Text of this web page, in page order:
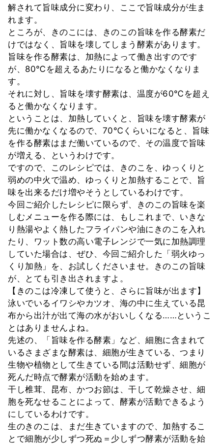
解されて旨味成分に変わり、ここで旨味成分が生ま
れます。
ところが、きのこには、きのこの旨味を作る酵素だ
けではなく、旨味を壊してしまう酵素があります。
旨味を作る酵素は、加熱によって働き出すのです
が、80℃を超えるあたりになると働かなくなりま
す。
それに対し、旨味を壊す酵素は、温度が60℃を超え
ると働かなくなります。
ということは、加熱していくと、旨味を壊す酵素が
先に働かなくなるので、70℃くらいになると、旨味
を作る酵素はまだ働いているので、その温度で旨味
が増える、というわけです。
ですので、このレシピでは、きのこを、ゆっくりと
弱めの中火で温め、ゆっくりと加熱することで、旨
味を出来るだけ増やそうとしているわけです。
今回ご紹介したレシピに限らず、きのこの旨味を楽
しむメニューを作る際には、もしこれまで、いきな
り熱湯やよく熱したフライパンや油にきのこを入れ
たり、ワット数の高い電子レンジで一気に加熱調理
していた場合は、ぜひ、今回ご紹介した「弱火ゆっ
くり加熱」を、お試しくださいませ。きのこの旨味
が、とても引き出されますよ。
【きのこは冷凍して使うと、さらに旨味が出ます】
泳いでいるイワシやカツオ、海の中に生えている昆
布から出汁が出て海の水がおいしくなる……というこ
とはありませんよね。
先述の、「旨味を作る酵素」など、細胞に含まれて
いるさまざまな酵素は、細胞が生きている、つまり
生物や植物として生きている間は活動せず、細胞が
死んだ時点で酵素が活動を始めます。
干し椎茸、昆布、かつお節は、干して乾燥させ、細
胞を死なせることによって、酵素が活動できるよう
にしているわけです。
生のきのこは、まだ生きていますので、加熱するこ
とで細胞が少しずつ死ぬ＝少しずつ酵素が活動を始